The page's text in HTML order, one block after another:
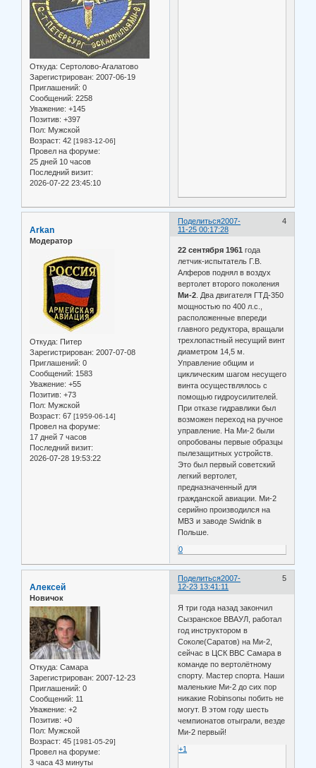
Откуда: Сертолово-Агалатово
Зарегистрирован: 2007-06-19
Приглашений: 0
Сообщений: 2258
Уважение: +145
Позитив: +397
Пол: Мужской
Возраст: 42 [1983-12-06]
Провел на форуме:
25 дней 10 часов
Последний визит:
2026-07-22 23:45:10
Поделиться 4
2007-
11-25 00:17:28
Arkan
Модератор
Откуда: Питер
Зарегистрирован: 2007-07-08
Приглашений: 0
Сообщений: 1583
Уважение: +55
Позитив: +73
Пол: Мужской
Возраст: 67 [1959-06-14]
Провел на форуме:
17 дней 7 часов
Последний визит:
2026-07-28 19:53:22
22 сентября 1961года
летчик-испытатель Г.В.
Алферов поднял в воздух
вертолет второго поколения
Ми-2 . Два двигателя ГТД-350
мощностью по 400 л.с.,
расположенные впереди
главного редуктора, вращали
трехлопастный несущий винт
диаметром 14,5 м.
Управление общим и
циклическим шагом несущего
винта осуществлялось с
помощью гидроусилителей.
При отказе гидравлики был
возможен переход на ручное
управление. На Ми-2 были
опробованы первые образцы
пылезащитных устройств.
Это был первый советский
легкий вертолет,
предназначенный для
гражданской авиации. Ми-2
серийно производился на
МВЗ и заводе Swidnik в
Польше.
0
Поделиться 5
2007-
12-23 13:41:11
Алексей
Новичок
Откуда: Самара
Зарегистрирован: 2007-12-23
Приглашений: 0
Сообщений: 11
Уважение: +2
Позитив: +0
Пол: Мужской
Возраст: 45 [1981-05-29]
Провел на форуме:
3 часа 43 минуты
Я три года назад закончил
Сызранское ВВАУЛ, работал
год инструктором в
Соколе(Саратов) на Ми-2,
сейчас в ЦСК ВВС Самара в
команде по вертолётному
спорту. Мастер спорта. Наши
маленькие Ми-2 до сих пор
никакие Robinsonы побить не
могут. В этом году шесть
чемпионатов отыграли, везде
Ми-2 первый!
+1